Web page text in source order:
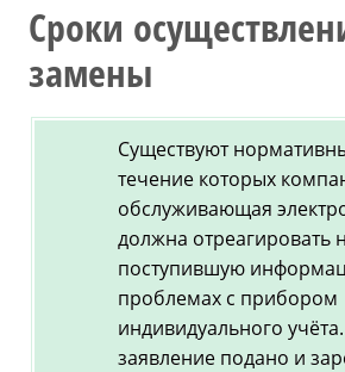
Сроки
замены
Существуют
течение которых
обслуживающая
должна отреагировать
поступившую
проблемах с прибором
индивидуального
заявление подано и